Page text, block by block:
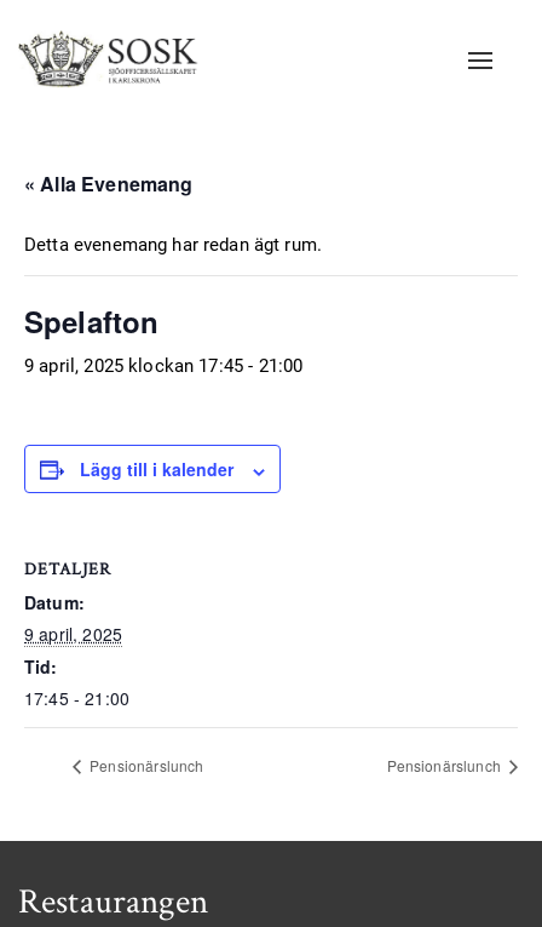
« Alla Evenemang
Detta evenemang har redan ägt rum.
Spelafton
9 april, 2025 klockan 17:45 - 21:00
Lägg till i kalender
DETALJER
Datum:
9 april, 2025
Tid:
17:45 - 21:00
Pensionärslunch Pensionärslunch
Restaurangen